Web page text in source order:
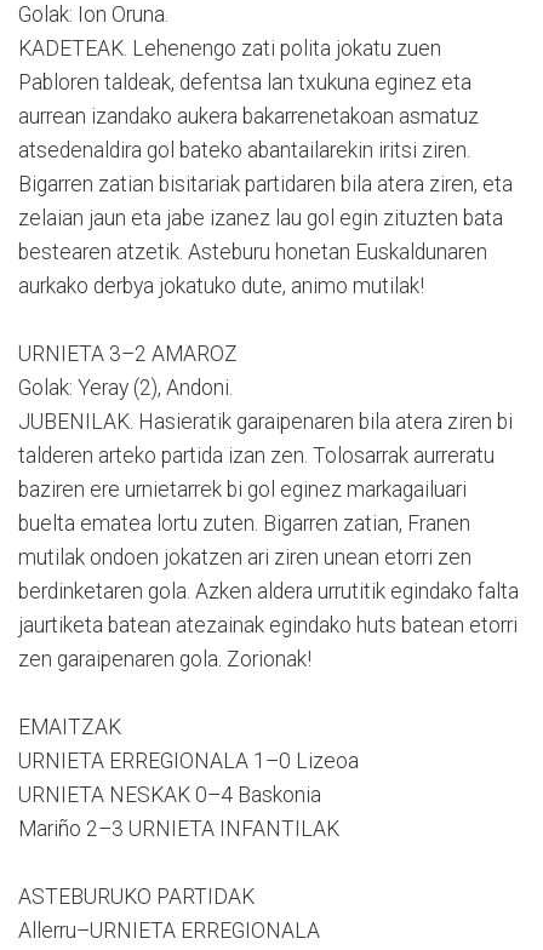
Golak: Ion Oruna.
KADETEAK. Lehenengo zati polita jokatu zuen
Pabloren taldeak, defentsa lan txukuna eginez eta
aurrean izandako aukera bakarrenetakoan asmatuz
atsedenaldira gol bateko abantailarekin iritsi ziren.
Bigarren zatian bisitariak partidaren bila atera ziren, eta
zelaian jaun eta jabe izanez lau gol egin zituzten bata
bestearen atzetik. Asteburu honetan Euskaldunaren
aurkako derbya jokatuko dute, animo mutilak!
URNIETA 3–2 AMAROZ
Golak: Yeray (2), Andoni.
JUBENILAK. Hasieratik garaipenaren bila atera ziren bi
talderen arteko partida izan zen. Tolosarrak aurreratu
baziren ere urnietarrek bi gol eginez markagailuari
buelta ematea lortu zuten. Bigarren zatian, Franen
mutilak ondoen jokatzen ari ziren unean etorri zen
berdinketaren gola. Azken aldera urrutitik egindako falta
jaurtiketa batean atezainak egindako huts batean etorri
zen garaipenaren gola. Zorionak!
EMAITZAK
URNIETA ERREGIONALA 1–0 Lizeoa
URNIETA NESKAK 0–4 Baskonia
Mariño 2–3 URNIETA INFANTILAK
ASTEBURUKO PARTIDAK
Allerru–URNIETA ERREGIONALA